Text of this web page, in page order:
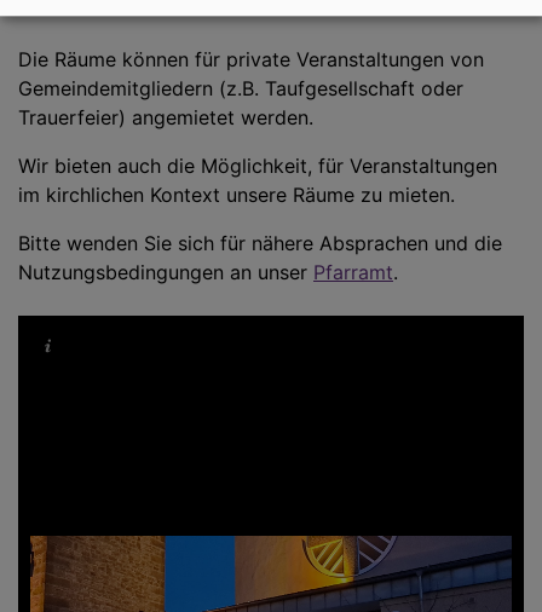
Die Räume können für private Veranstaltungen von
Gemeindemitgliedern (z.B. Taufgesellschaft oder
Trauerfeier) angemietet werden.
Wir bieten auch die Möglichkeit, für Veranstaltungen
im kirchlichen Kontext unsere Räume zu mieten.
Bitte wenden Sie sich für nähere Absprachen und die
Nutzungsbedingungen an unser Pfarramt.